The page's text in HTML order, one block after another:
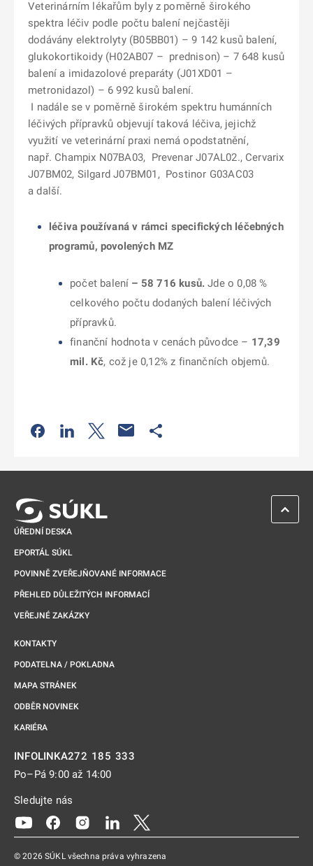
Veterinárním lékařům byly z poměrně širokého
spektra léčiv podle počtu balení nejčastěji
dodávány elektrolyty (B05BB01) – 9 142 kusů balení,
glukokortikoidy (H02AB07 – prednison) – 7 648 kusů
balení a imidazolové preparáty (J01XD01 –
metronidazol) – 6 992 kusů balení.
I nadále se v poměrně širokém spektru humánních
léčivých přípravků objevují taková léčiva, jejichž
využití ve veterinární praxi nemá opodstatnění,
např. Champix N07BA03, Prevenar J07AL02., Cervarix
J07BM02, Silgard J07BM01, Postinor G03AC03
a další.
léčiva používaná v rámci specifických léčebných
programů, povolených MZ
počet balení – 58 716 kusů. Jde o 0,08 %
celkového počtu dodaných balení léčivých
přípravků.
finanční hodnota v cenách původce – 17,39
mil. Kč, což je 0,12% z finančních objemů.
Odkaz se otevře na nové kartě
Odkaz se otevře na nové kartě
Odkaz se otevře na nové kartě
ÚŘEDNÍ DESKA
EPORTÁL SÚKL
POVINNĚ ZVEŘEJŇOVANÉ INFORMACE
PŘEHLED DŮLEŽITÝCH INFORMACÍ
VEŘEJNÉ ZAKÁZKY
KONTAKTY
PODATELNA / POKLADNA
MAPA STRÁNEK
ODBĚR NOVINEK
KARIÉRA
INFOLINKA272 185 333
Po–Pá 9:00 až 14:00
Sledujte nás
Odkaz se otevře na nové kartě
Odkaz se otevře na nové kartě
Odkaz se otevře na nové kartě
Odkaz se otevře na nové kartě
© 2026 SÚKL všechna práva vyhrazena
ZPĚT